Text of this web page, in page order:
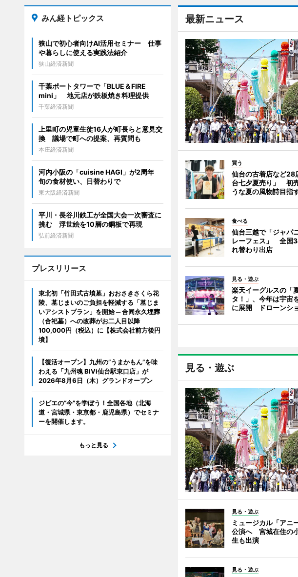
最新ニュース
買う
仙台の古着店など28
台七夕夏売り」 初
うな夏の風物詩目指
食べる
仙台三越で「ジャパ
レーフェス」 全国
れ替わり出店
見る・遊ぶ
楽天イーグルスの「
タ！」、今年は宇宙
に展開 ドローンシ
見る・遊ぶ
見る・遊ぶ
ミュージカル「アニ
公演へ 宮城在住の
生も出演
見る・遊ぶ
みん経トピックス
狭山で初心者向けAI活用セミナー 仕事
や暮らしに使える実践法紹介
狭山経済新聞
千葉ポートタワーで「BLUE＆FIRE
mini」 地元店が鉄板焼き料理提供
千葉経済新聞
上里町の児童生徒16人が町長らと意見交
換 議場で町への提案、再質問も
本庄経済新聞
河内小阪の「cuisine HAGI」が2周年
旬の食材使い、日替わりで
東大阪経済新聞
平川・長谷川鉄工が全国大会一次審査に
挑む 浮世絵を10層の鋼板で再現
弘前経済新聞
プレスリリース
東北初「竹田式古墳墓」おおさきさくら花
陵、墓じまいのご負担を軽減する「墓じま
いアシストプラン」を開始 ─ 合同永久埋葬
（合祀墓）への改葬がお二人目以降
100,000円（税込）に【株式会社前方後円
墳】
【復活オープン】九州の”うまかもん”を味
わえる「九州魂 BiVi仙台駅東口店」が
2026年8月6日（木）グランドオープン
ジビエの“今”を学ぼう！全国各地（北海
道・宮城県・東京都・鹿児島県）でセミナ
ーを開催します。
もっと見る